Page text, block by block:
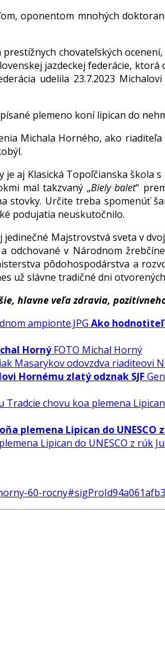
oponentom mnohých
chovateľských
jazdeckej federácie,
udelila 23.7.2023
plemeno koní lipican do
Michala Horného, ako
aj Klasická Topoľčianska škola
mal takzvaný „Biely balet“
stovky. Určite treba spomenúť
podujatia neuskutočnilo.
Majstrovstvá sveta v
odchované v Národnom
pôdohospodárstva a
slávne tradičné dni
hlavne veľa zdravia,
Ako
Horný FOTO Michal Horný
Hornému zlatý odznak SJF
plemena Lipican do
Lipican do UNESCO z rúk
60-rocny#sigProId94a061afb3